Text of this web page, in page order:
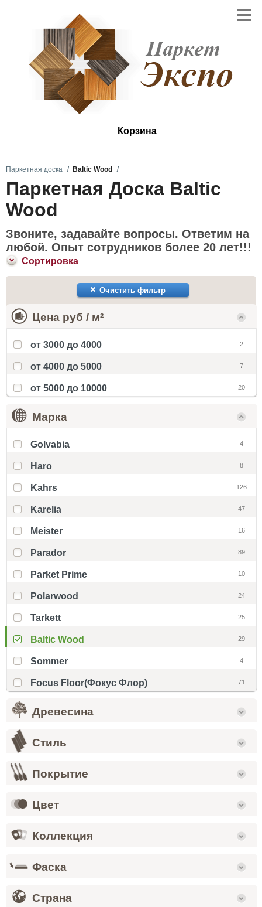
Корзина
Паркетная доска Baltic Wood
Паркетная Доска Baltic
Wood
Звоните, задавайте вопросы. Ответим на
любой. Опыт сотрудников более 20 лет!!!
Сортировка
Очистить фильтр
Цена руб / м²
от 3000 до 4000 2
от 4000 до 5000 7
от 5000 до 10000 20
Марка
Golvabia 4
Haro 8
Kahrs 126
Karelia 47
Meister 16
Parador 89
Parket Prime 10
Polarwood 24
Tarkett 25
Baltic Wood 29
Sommer 4
Focus Floor(Фокус Флор) 71
Древесина
Стиль
Покрытие
Цвет
Коллекция
Фаска
Страна